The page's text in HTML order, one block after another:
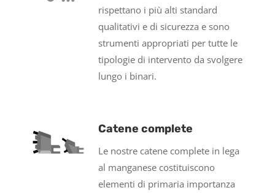
rispettano i più alti standard
qualitativi e di sicurezza e sono
strumenti appropriati per tutte le
tipologie di intervento da svolgere
lungo i binari.
Catene complete
Le nostre catene complete in lega
al manganese costituiscono
elementi di primaria importanza